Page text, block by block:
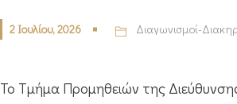
2 Ιουλίου, 2026 Διαγωνισμοί-
Το Τμήμα Προμηθειών της